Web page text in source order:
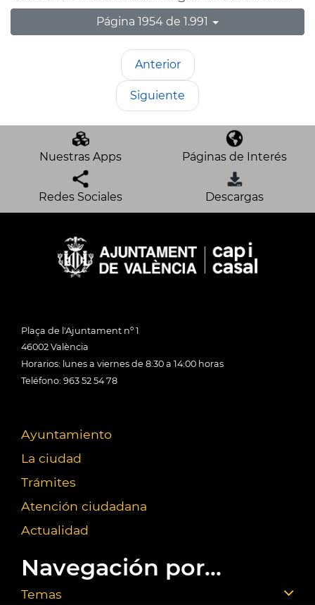
Página 1954 de 1.991
Anterior
Siguiente
Nuestras Apps Páginas de Interés
Redes Sociales Descargas
Plaça de l'Ajuntament nº 1
46002 València
Horarios: lunes a viernes de 8:30 a 14:00 horas
Teléfono: 963 52 54 78
Ayuntamiento
La ciudad
Trámites
Atención ciudadana
Actualidad
Navegación por...
Temas